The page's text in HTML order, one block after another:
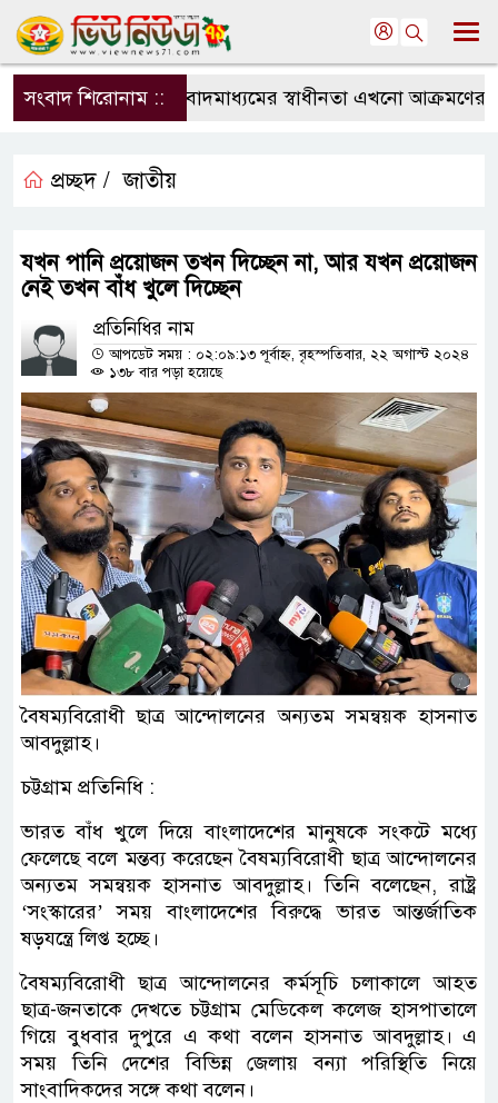
সংবাদ শিরোনাম ::সংবাদমাধ্যমের স্বাধীনতা এখনো আক্রমণের
প্রচ্ছদ / জাতীয়
যখন পানি প্রয়োজন তখন দিচ্ছেন না, আর যখন প্রয়োজন
নেই তখন বাঁধ খুলে দিচ্ছেন
প্রতিনিধির নাম
আপডেট সময় : ০২:০৯:১৩ পূর্বাহ্ন, বৃহস্পতিবার, ২২ অগাস্ট ২০২৪
১৩৮ বার পড়া হয়েছে
বৈষম্যবিরোধী ছাত্র আন্দোলনের অন্যতম সমন্বয়ক হাসনাত
আবদুল্লাহ।
চট্টগ্রাম প্রতিনিধি :
ভারত বাঁধ খুলে দিয়ে বাংলাদেশের মানুষকে সংকটে মধ্যে
ফেলেছে বলে মন্তব্য করেছেন বৈষম্যবিরোধী ছাত্র আন্দোলনের
অন্যতম সমন্বয়ক হাসনাত আবদুল্লাহ। তিনি বলেছেন, রাষ্ট্র
‘সংস্কারের’ সময় বাংলাদেশের বিরুদ্ধে ভারত আন্তর্জাতিক
ষড়যন্ত্রে লিপ্ত হচ্ছে।
বৈষম্যবিরোধী ছাত্র আন্দোলনের কর্মসূচি চলাকালে আহত
ছাত্র-জনতাকে দেখতে চট্টগ্রাম মেডিকেল কলেজ হাসপাতালে
গিয়ে বুধবার দুপুরে এ কথা বলেন হাসনাত আবদুল্লাহ। এ
সময় তিনি দেশের বিভিন্ন জেলায় বন্যা পরিস্থিতি নিয়ে
সাংবাদিকদের সঙ্গে কথা বলেন।